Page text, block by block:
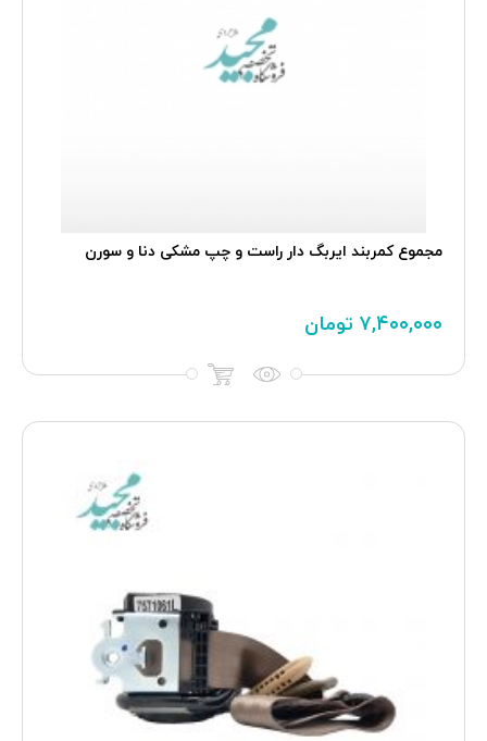
مجموع کمربند ايربگ دار راست و چپ مشکی دنا و سورن
۷,۴۰۰,۰۰۰ تومان